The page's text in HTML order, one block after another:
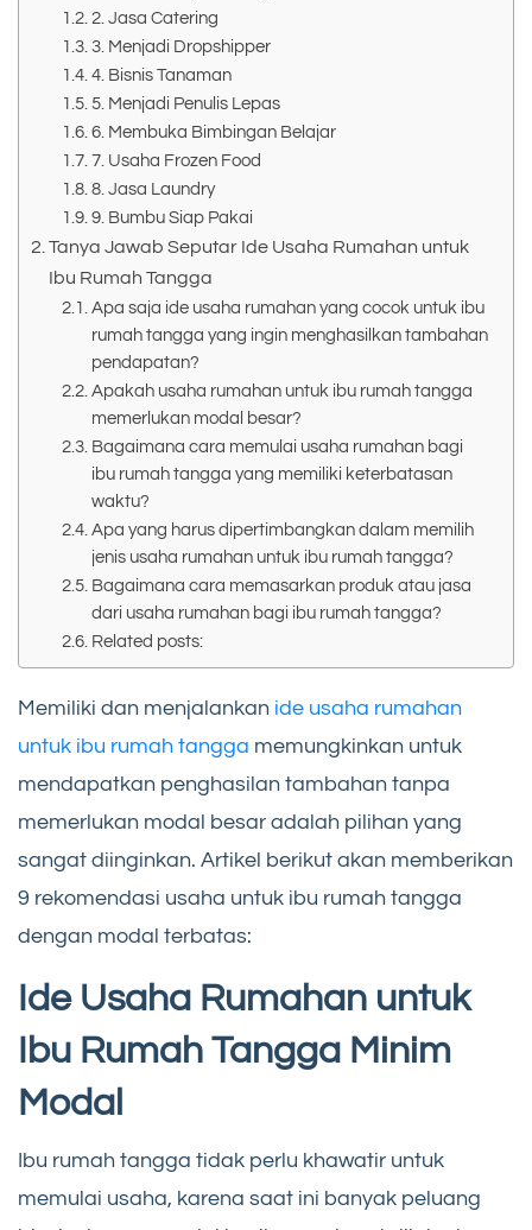
2. Jasa Catering
3. Menjadi Dropshipper
4. Bisnis Tanaman
5. Menjadi Penulis Lepas
6. Membuka Bimbingan Belajar
7. Usaha Frozen Food
8. Jasa Laundry
9. Bumbu Siap Pakai
Tanya Jawab Seputar Ide Usaha Rumahan untuk
Ibu Rumah Tangga
Apa saja ide usaha rumahan yang cocok untuk ibu
rumah tangga yang ingin menghasilkan tambahan
pendapatan?
Apakah usaha rumahan untuk ibu rumah tangga
memerlukan modal besar?
Bagaimana cara memulai usaha rumahan bagi
ibu rumah tangga yang memiliki keterbatasan
waktu?
Apa yang harus dipertimbangkan dalam memilih
jenis usaha rumahan untuk ibu rumah tangga?
Bagaimana cara memasarkan produk atau jasa
dari usaha rumahan bagi ibu rumah tangga?
Related posts:
Memiliki dan menjalankan ide usaha rumahan
untuk ibu rumah tangga memungkinkan untuk
mendapatkan penghasilan tambahan tanpa
memerlukan modal besar adalah pilihan yang
sangat diinginkan. Artikel berikut akan memberikan
9 rekomendasi usaha untuk ibu rumah tangga
dengan modal terbatas:
Ide Usaha Rumahan untuk
Ibu Rumah Tangga Minim
Modal
Ibu rumah tangga tidak perlu khawatir untuk
memulai usaha, karena saat ini banyak peluang